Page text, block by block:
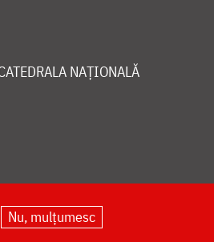
NAȚIONALĂ
Nu, mulțumesc